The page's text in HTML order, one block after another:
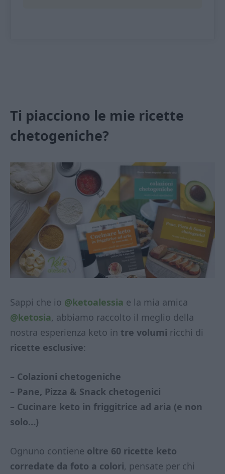
Ti piacciono le mie ricette
chetogeniche?
Sappi che io @ketoalessia e la mia amica
@ketosia, abbiamo raccolto il meglio della
nostra esperienza keto in tre volumi ricchi di
ricette esclusive:
– Colazioni chetogeniche
– Pane, Pizza & Snack chetogenici
– Cucinare keto in friggitrice ad aria (e non
solo…)
Ognuno contiene oltre 60 ricette keto
corredate da foto a colori, pensate per chi